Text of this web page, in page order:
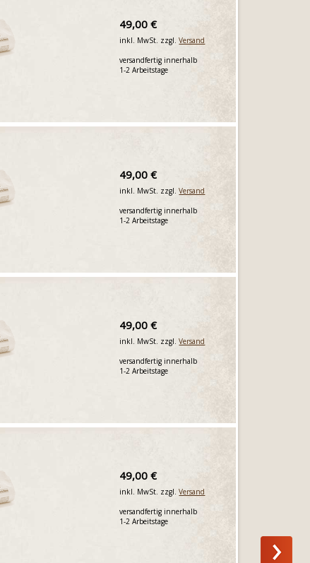
49,00 €
inkl. MwSt. zzgl.Versand
versandfertig innerhalb
1-2 Arbeitstage
49,00 €
inkl. MwSt. zzgl.Versand
versandfertig innerhalb
1-2 Arbeitstage
49,00 €
inkl. MwSt. zzgl.Versand
versandfertig innerhalb
1-2 Arbeitstage
49,00 €
inkl. MwSt. zzgl.Versand
versandfertig innerhalb
1-2 Arbeitstage